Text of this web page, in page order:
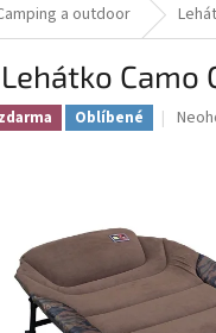
a outdoor
Camo
Oblíbené
5